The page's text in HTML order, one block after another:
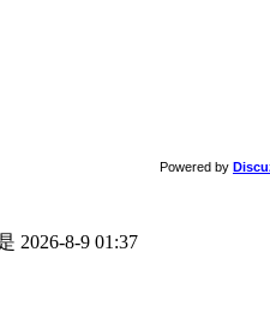
Powered by
2026-8-9 01:37